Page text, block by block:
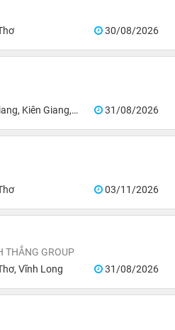
30/08/2026
Hậu Giang, Sóc Trăng, Bạc Liêu, Cà Mau 31/08/2026
03/11/2026
THẮNG GROUP
Vĩnh Long 31/08/2026